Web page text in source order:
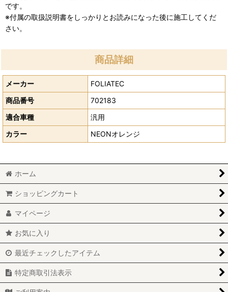
です。
※付属の取扱説明書をしっかりとお読みになった後に施工してくだ
さい。
商品詳細
メーカー
FOLIATEC
商品番号
702183
適合車種
汎用
カラー
NEONオレンジ
ホーム
ショッピングカート
マイページ
お気に入り
最近チェックしたアイテム
特定商取引法表示